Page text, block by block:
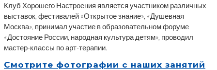
Клуб Хорошего Настроения является участником различных
выставок, фестивалей «Открытое знание», «Душевная
Москва», принимал участие в образовательном форуме
«Достояние России, народная культура детям», проводил
мастер-классы по арт-терапии.
Смотрите фотографии с наших занятий